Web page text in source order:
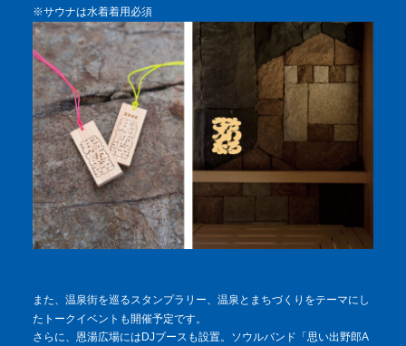
※サウナは水着着用必須
また、温泉街を巡るスタンプラリー、温泉とまちづくりをテーマにし
たトークイベントも開催予定です。
さらに、恩湯広場にはDJブースも設置。ソウルバンド「思い出野郎A